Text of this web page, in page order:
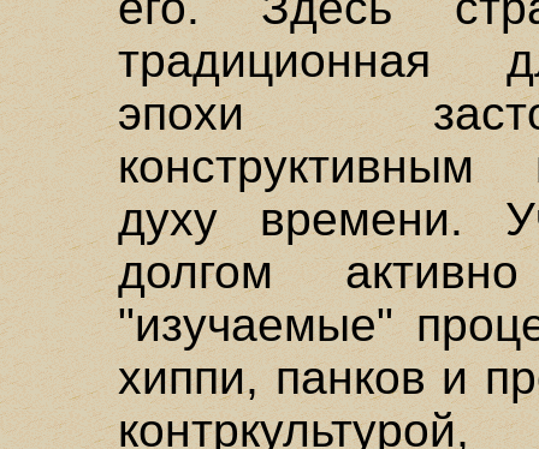
традиционная
эпохи
духу времени.
долгом
"изучаемые"
хиппи, панков и